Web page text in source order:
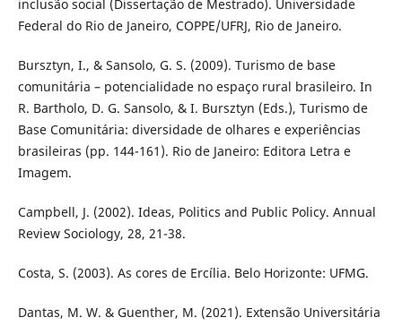
inclusão social (Dissertação de Mestrado). Universidade
Federal do Rio de Janeiro, COPPE/UFRJ, Rio de Janeiro.
Bursztyn, I., & Sansolo, G. S. (2009). Turismo de base
comunitária – potencialidade no espaço rural brasileiro. In
R. Bartholo, D. G. Sansolo, & I. Bursztyn (Eds.), Turismo de
Base Comunitária: diversidade de olhares e experiências
brasileiras (pp. 144-161). Rio de Janeiro: Editora Letra e
Imagem.
Campbell, J. (2002). Ideas, Politics and Public Policy. Annual
Review Sociology, 28, 21-38.
Costa, S. (2003). As cores de Ercília. Belo Horizonte: UFMG.
Dantas, M. W. & Guenther, M. (2021). Extensão Universitária